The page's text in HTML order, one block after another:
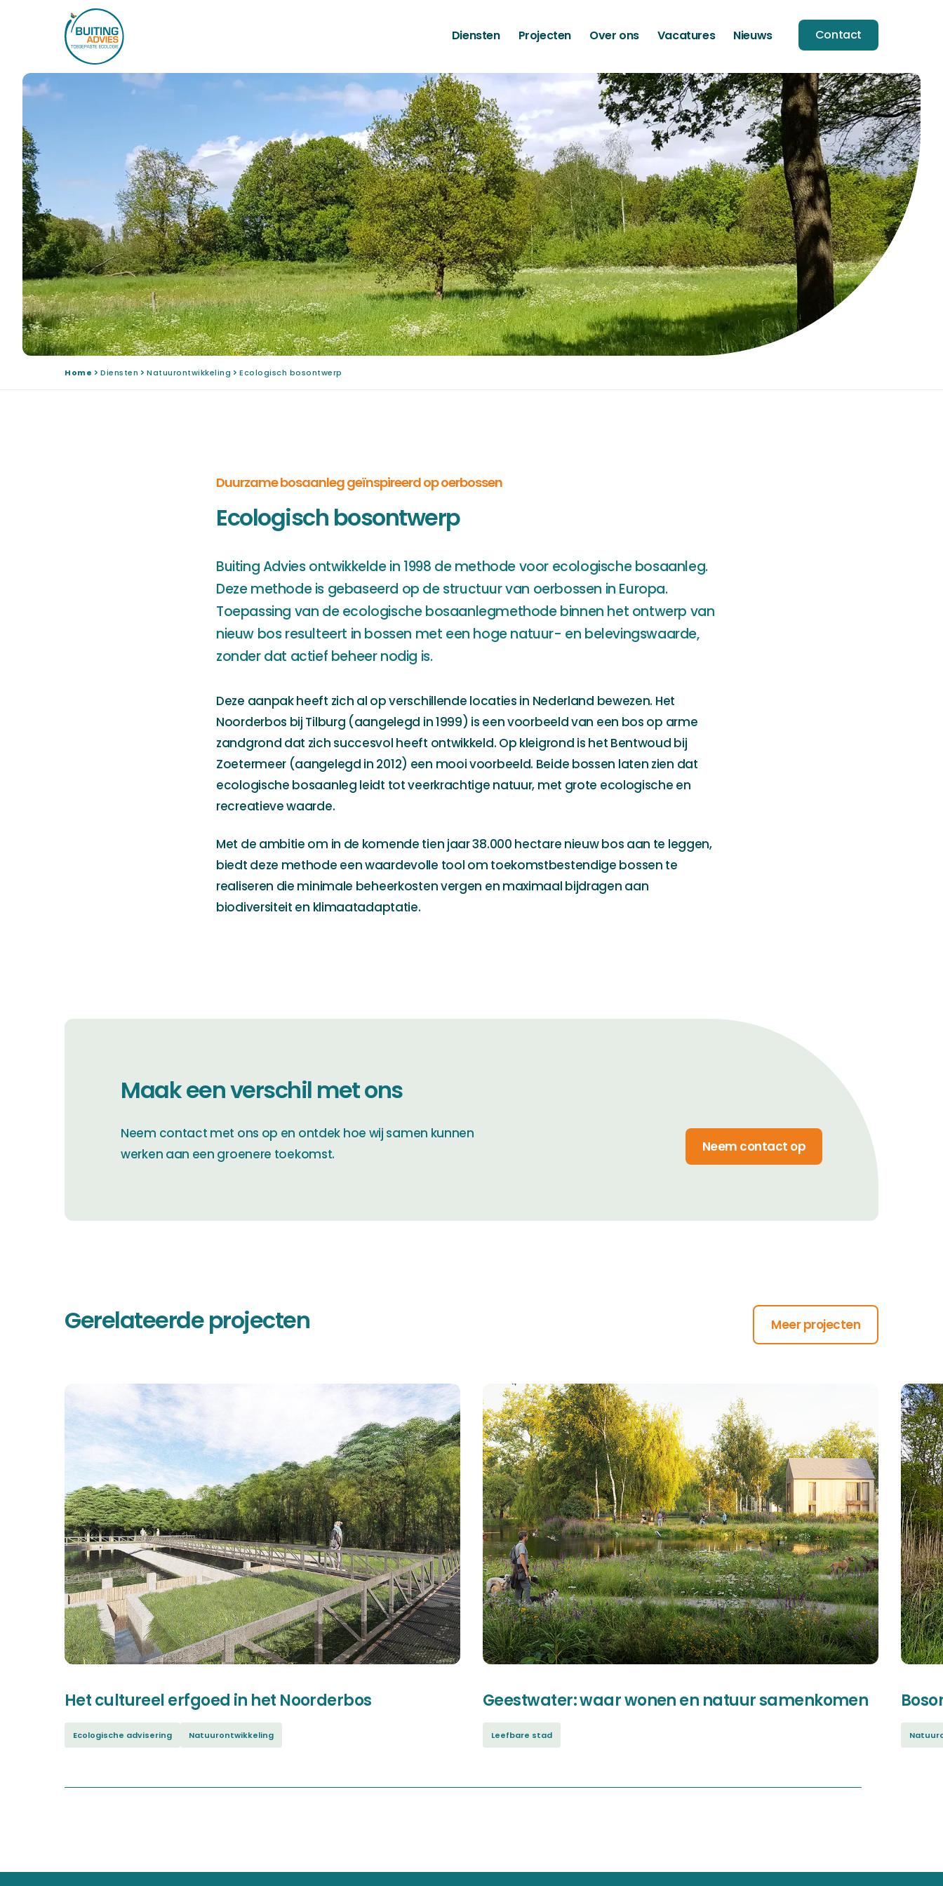
Diensten Projecten Over ons Vacatures Nieuws Contact
Home Diensten Natuurontwikkeling Ecologisch bosontwerp
Duurzame bosaanleg geïnspireerd op oerbossen
Ecologisch bosontwerp
Buiting Advies ontwikkelde in 1998 de methode voor ecologische bosaanleg.
Deze methode is gebaseerd op de structuur van oerbossen in Europa.
Toepassing van de ecologische bosaanlegmethode binnen het ontwerp van
nieuw bos resulteert in bossen met een hoge natuur- en belevingswaarde,
zonder dat actief beheer nodig is.
Deze aanpak heeft zich al op verschillende locaties in Nederland bewezen. Het
Noorderbos bij Tilburg (aangelegd in 1999) is een voorbeeld van een bos op arme
zandgrond dat zich succesvol heeft ontwikkeld. Op kleigrond is het Bentwoud bij
Zoetermeer (aangelegd in 2012) een mooi voorbeeld. Beide bossen laten zien dat
ecologische bosaanleg leidt tot veerkrachtige natuur, met grote ecologische en
recreatieve waarde.
Met de ambitie om in de komende tien jaar 38.000 hectare nieuw bos aan te leggen,
biedt deze methode een waardevolle tool om toekomstbestendige bossen te
realiseren die minimale beheerkosten vergen en maximaal bijdragen aan
biodiversiteit en klimaatadaptatie.
Maak een verschil met ons
Neem contact met ons op en ontdek hoe wij samen kunnen
werken aan een groenere toekomst.
Neem contact op
Gerelateerde projecten Meer projecten
Het cultureel erfgoed in het Noorderbos
Ecologische advisering Natuurontwikkeling
Geestwater: waar wonen en natuur samenkomen
Leefbare stad